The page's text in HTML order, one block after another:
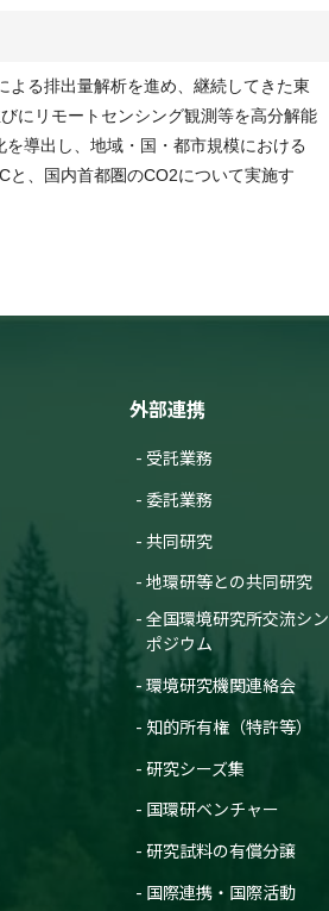
る排出量解析を進め、継続してきた東
にリモートセンシング観測等を高分解能
導出し、地域・国・都市規模における
と、国内首都圏のCO2について実施す
外部連携
受託業務
委託業務
共同研究
地環研等との共同研究
全国環境研究所交流シン
ポジウム
環境研究機関連絡会
知的所有権（特許等）
研究シーズ集
国環研ベンチャー
研究試料の有償分譲
国際連携・国際活動